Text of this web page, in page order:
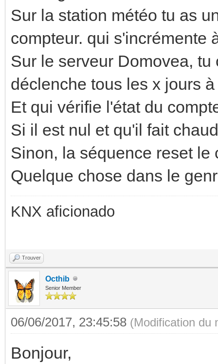
Sur la station météo tu as
compteur. qui s'incrémente
Sur le serveur Domovea,
déclenche tous les x jours
Et qui vérifie l'état du
Si il est nul et qu'il fait
Sinon, la séquence reset le
Quelque chose dans le
KNX aficionado
Trouver
Octhib
Senior Member
06/06/2017, 23:45:58 (Modification du
Bonjour,